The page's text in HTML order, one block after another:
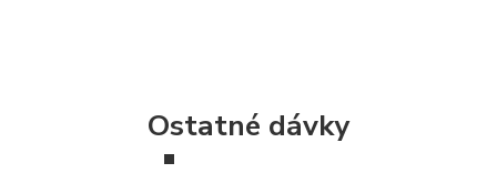
Ostatné dávky